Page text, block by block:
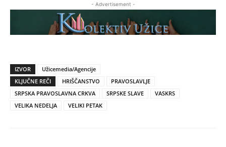
- Advertisement -
IZVOR
Užicemedia/Agencije
KLJUČNE REČI
HRIŠČANSTVO
PRAVOSLAVLJE
SRPSKA PRAVOSLAVNA CRKVA
SRPSKE SLAVE
VASKRS
VELIKA NEDELJA
VELIKI PETAK